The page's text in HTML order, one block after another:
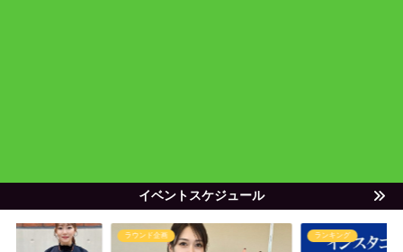
イベントスケジュール
ラウンド企画 ランキング